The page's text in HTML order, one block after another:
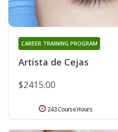
Artista de Cejas
CAREER TRAINING PROGRAM
$2415.00
243 Course Hours